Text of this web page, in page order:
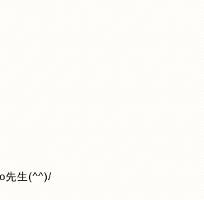
先生(^^)/